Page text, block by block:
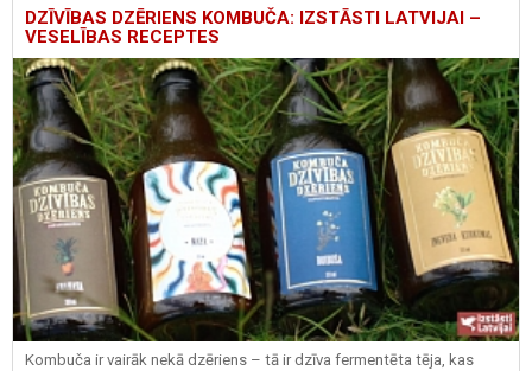
DZĪVĪBAS DZĒRIENS KOMBUČA: IZSTĀSTI LATVIJAI –
VESELĪBAS RECEPTES
Kombuča ir vairāk nekā dzēriens – tā ir dzīva fermentēta tēja, kas